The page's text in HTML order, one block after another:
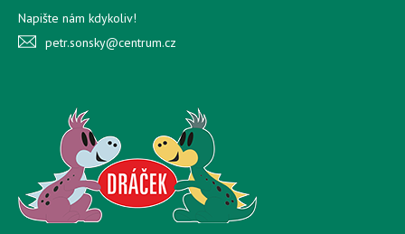
Napište nám kdykoliv!
petr.sonsky@centrum.cz